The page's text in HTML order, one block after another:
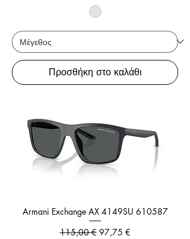
Προσθήκη στο καλάθι
Armani Exchange AX 4149SU 610587
Κανονική τιμή
115,00 € Τιμή Έκπτωσης
97,75 €